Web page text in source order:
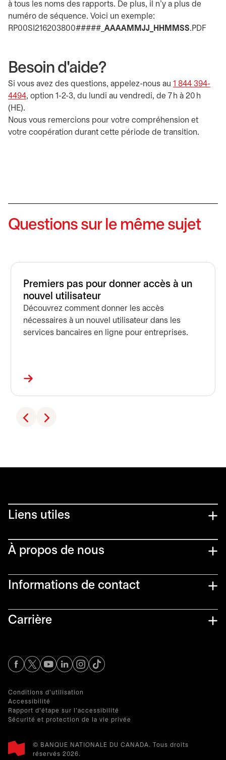
à tous les noms des rapports. De plus, il n’y a plus de
numéro de séquence. Voici un exemple:
RP00SI216203800#####_ AAAAMMJJ_HHMMSS.PDF
Besoin d'aide?
Si vous avez des questions, appelez-nous au 1 844 394-
4494, option 1-2-3, du lundi au vendredi, de 7 h à 20 h
(HE).
Nous vous remercions pour votre compréhension et
votre coopération durant cette période de transition.
Questions sur le même sujet
Premiers pas pour donner accès à un
nouvel utilisateur
Découvrez comment donner les accès
nécessaires à un nouvel utilisateur dans les
services bancaires en ligne pour entreprises.
Liens utiles​
À propos de nous
Informations de contact​
Carrière
s’ouvre dans un nouvel onglet
s’ouvre dans un nouvel onglet
s’ouvre dans un nouvel onglet
s’ouvre dans un nouvel onglet
s’ouvre dans un nouvel onglet
Conditions d'utilisation
Accessibilité
Rapport d'étape sur l'accessibilité
Sécurité et protection de la vie privée
© BANQUE NATIONALE DU CANADA. Tous droits
réservés 2026.​